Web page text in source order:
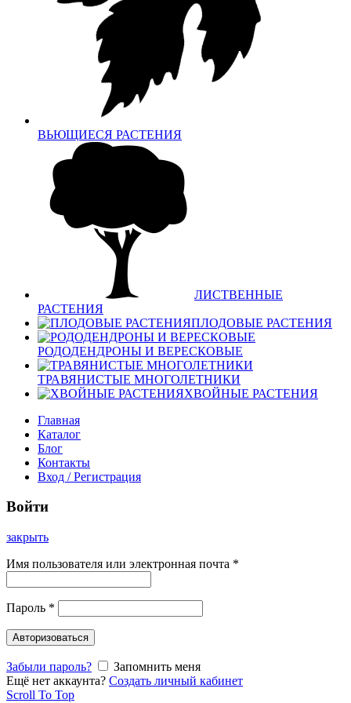
ВЬЮЩИЕСЯ РАСТЕНИЯ
ЛИСТВЕННЫЕ
РАСТЕНИЯ
ПЛОДОВЫЕ РАСТЕНИЯ
РОДОДЕНДРОНЫ И ВЕРЕСКОВЫЕ
ТРАВЯНИСТЫЕ МНОГОЛЕТНИКИ
ХВОЙНЫЕ РАСТЕНИЯ
Главная
Каталог
Блог
Контакты
Вход / Регистрация
Войти
закрыть
Имя пользователя или электронная почта *
Пароль *
Авторизоваться
Забыли пароль?
Запомнить меня
Ещё нет аккаунта? Создать личный кабинет
Scroll To Top